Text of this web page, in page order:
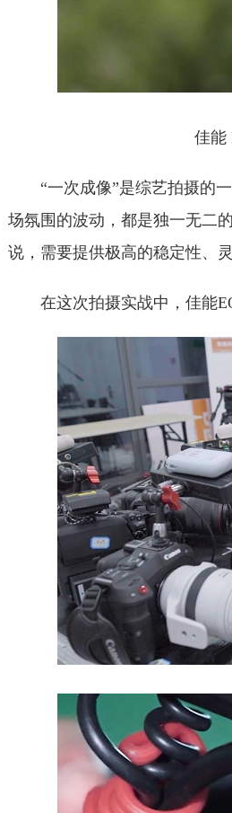
佳能
“一次成像”是综艺拍摄的
场氛围的波动，都是独一无二
说，需要提供极高的稳定性、
在这次拍摄实战中，佳能